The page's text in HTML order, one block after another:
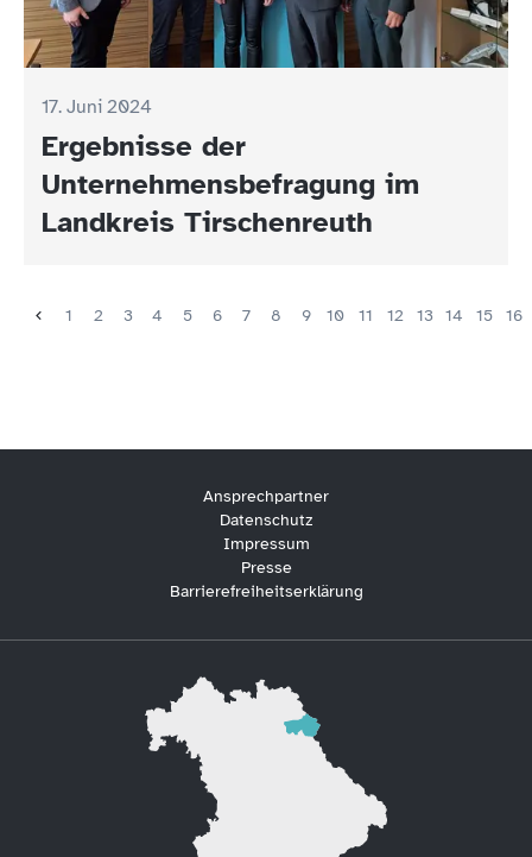
17. Juni 2024
Ergebnisse der
Unternehmensbefragung im
Landkreis Tirschenreuth
1 2 3 4 5 6 7 8 9 10 11 12 13 14 15 16
Ansprechpartner
Datenschutz
Impressum
Presse
Barrierefreiheitserklärung